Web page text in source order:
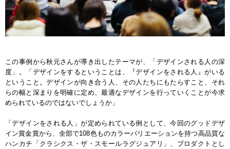
この事例から秋元さんが導き出したテーマが、「デザインされる人の深
度」。「デザインをするということは、『デザインをされる人』がいる
ということ。デザインが向き合う人、その人たちにもたらすこと、それ
らの幅と深まりを明確に定め、最適なデザインを行っていくことが今求
められているのではないでしょうか」
「デザインをされる人」が定められている例として、今回のグッドデザ
イン賞金賞から、全部で108色ものカラーバリエーションを持つ高品質な
ハンカチ「クラシクス・ザ・スモールラグジュアリ」、プロダクトとし